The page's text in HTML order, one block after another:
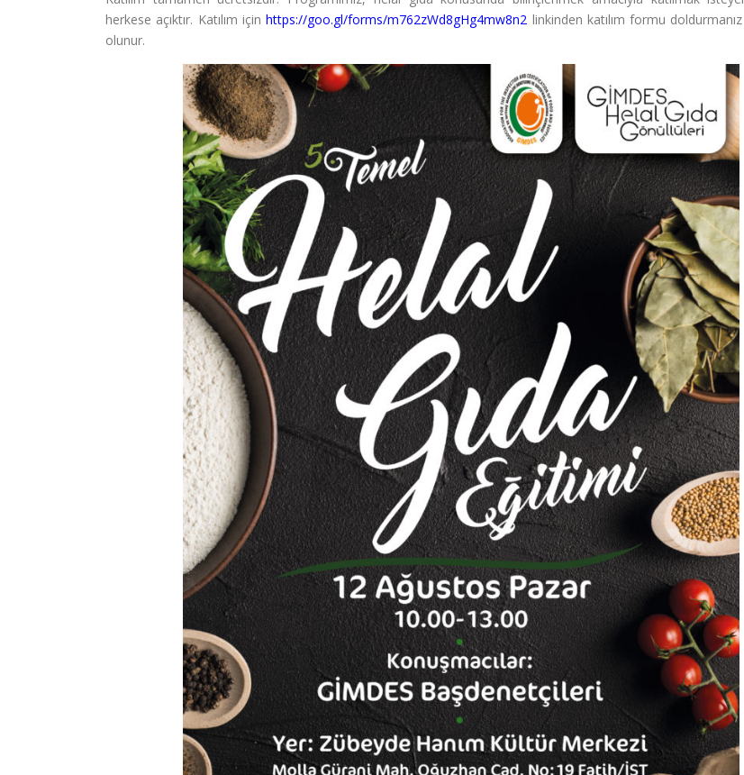
herkese açıktır. Katılım içinhttps://goo.gl/forms/m762zWd8gHg4mw8n2 linkinden katılım formu
olunur.